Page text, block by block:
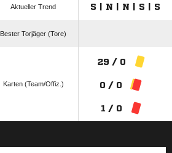
Aktueller Trend S | N | N | S | S
Bester Torjäger (Tore)
Karten (Team/Offiz.)
29 / 0
0 / 0
1 / 0
ANZEIGE